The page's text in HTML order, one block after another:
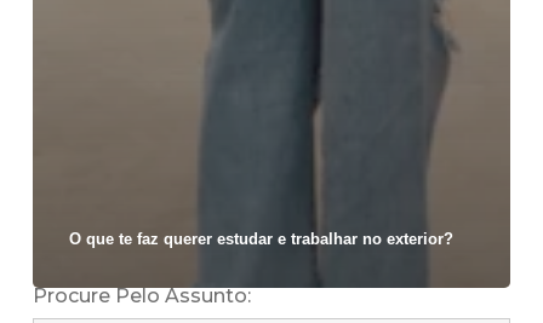
O que te faz querer estudar e trabalhar no exterior?
Procure Pelo Assunto: